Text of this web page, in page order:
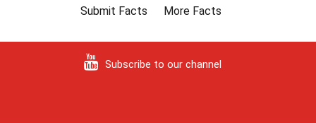
Submit Facts
More Facts
Subscribe to our channel